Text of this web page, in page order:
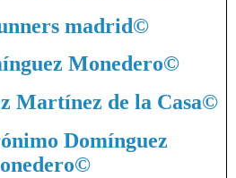
madrid©
Monedero©
Martínez de la Casa©
Domínguez
©